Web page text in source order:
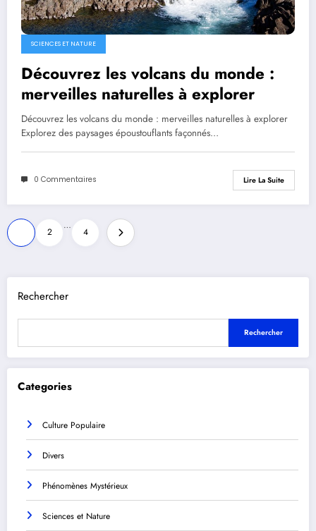
SCIENCES ET NATURE
Découvrez les volcans du monde :
merveilles naturelles à explorer
Découvrez les volcans du monde : merveilles naturelles à explorer
Explorez des paysages époustouflants façonnés…
0 Commentaires Lire La Suite
Pagination
des
publications
2
…
4
Rechercher
Rechercher
Categories
Culture Populaire
Divers
Phénomènes Mystérieux
Sciences et Nature